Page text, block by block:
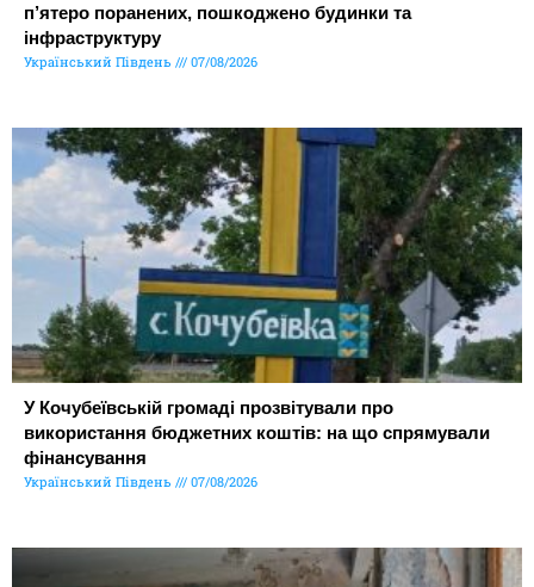
п’ятеро поранених, пошкоджено будинки та
інфраструктуру
Український Південь 07/08/2026
У Кочубеївській громаді прозвітували про
використання бюджетних коштів: на що спрямували
фінансування
Український Південь 07/08/2026